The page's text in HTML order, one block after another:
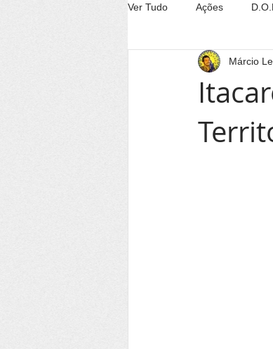
Ver Tudo Ações
Agricultura
Conheça Itacaré
Márcio